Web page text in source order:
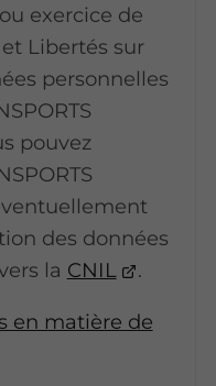
exercice de
Libertés sur
personnelles
pouvez
des données
la CNIL .
en matière de